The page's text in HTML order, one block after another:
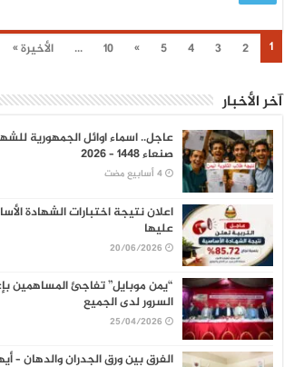
1
2
3
4
5
»
10
... الأخيرة »
آخر الأخبار
عاجل.. اسماء اوائل الجمهورية
صنعاء 1448 – 2026
اعلان نتيجة اختبارات الشهادة
عليها
20/06/2026
“يمن موبايل” تفاجئ المساهمين
السرور لدى الجميع
25/04/2026
الفرق بين ورق الجدران والدهان –